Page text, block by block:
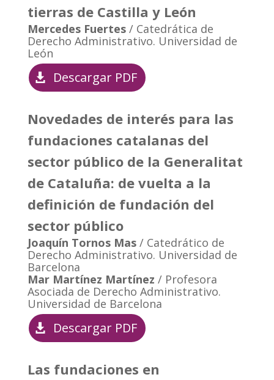
tierras de Castilla y León
Mercedes Fuertes/ Catedrática de
Derecho Administrativo. Universidad de
León
Descargar PDF
Novedades de interés para las
fundaciones catalanas del
sector público de la Generalitat
de Cataluña: de vuelta a la
definición de fundación del
sector público
Joaquín Tornos Mas/ Catedrático de
Derecho Administrativo. Universidad de
Barcelona
Mar Martínez Martínez / Profesora
Asociada de Derecho Administrativo.
Universidad de Barcelona
Descargar PDF
Las fundaciones en